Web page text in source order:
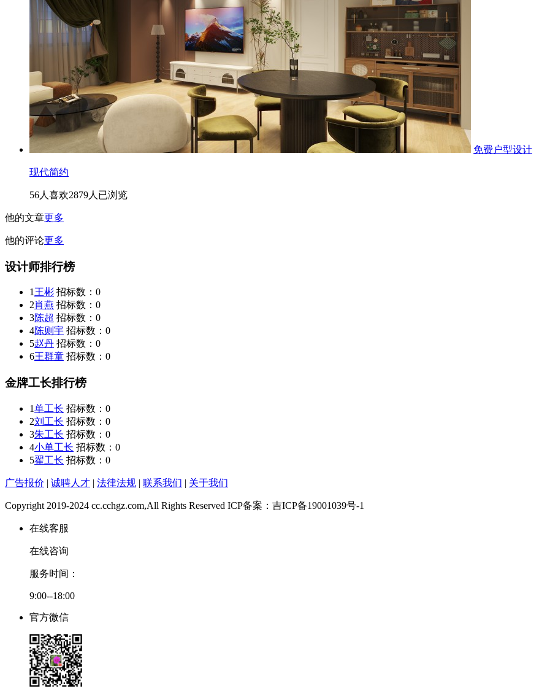
免费户型设计
现代简约
56人喜欢2879人已浏览
他的文章更多
他的评论更多
设计师排行榜
1 王彬 招标数： 0
2肖燕 招标数： 0
3陈超 招标数： 0
4陈则宇 招标数： 0
5赵丹 招标数： 0
6王群童 招标数： 0
金牌工长排行榜
1单工长 招标数： 0
2刘工长 招标数： 0
3朱工长 招标数： 0
4小单工长 招标数： 0
5翟工长 招标数： 0
广告报价 | 诚聘人才 | 法律法规 | 联系我们 | 关于我们
Copyright 2019-2024 cc.cchgz.com,All Rights Reserved ICP备案：吉ICP备19001039号-1
在线客服
在线咨询
服务时间：
9:00--18:00
官方微信